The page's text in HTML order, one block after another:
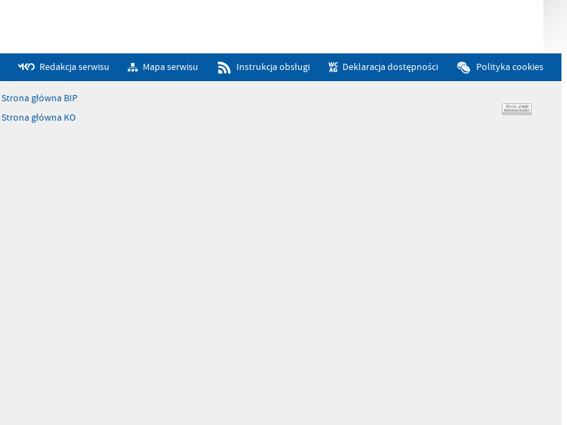
Redakcja serwisu Mapa serwisu Instrukcja obsługi Deklaracja dostępności Polityka cookies
Strona główna BIP
Strona główna KO